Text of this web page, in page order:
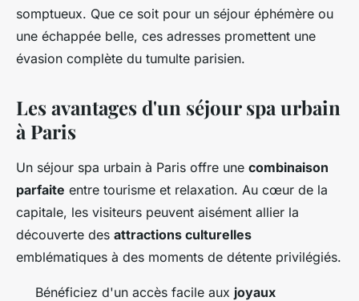
somptueux. Que ce soit pour un séjour éphémère ou
une échappée belle, ces adresses promettent une
évasion complète du tumulte parisien.
Les avantages d'un séjour spa urbain
à Paris
Un séjour spa urbain à Paris offre une combinaison
parfaite entre tourisme et relaxation. Au cœur de la
capitale, les visiteurs peuvent aisément allier la
découverte des attractions culturelles
emblématiques à des moments de détente privilégiés.
Bénéficiez d'un accès facile aux joyaux